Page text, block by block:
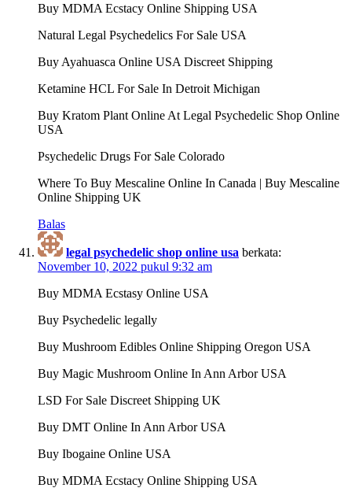
Buy MDMA Ecstacy Online Shipping USA
Natural Legal Psychedelics For Sale USA
Buy Ayahuasca Online USA Discreet Shipping
Ketamine HCL For Sale In Detroit Michigan
Buy Kratom Plant Online At Legal Psychedelic Shop Online
USA
Psychedelic Drugs For Sale Colorado
Where To Buy Mescaline Online In Canada | Buy Mescaline
Online Shipping UK
Balas
legal psychedelic shop online usa berkata:
November 10, 2022 pukul 9:32 am
Buy MDMA Ecstasy Online USA
Buy Psychedelic legally
Buy Mushroom Edibles Online Shipping Oregon USA
Buy Magic Mushroom Online In Ann Arbor USA
LSD For Sale Discreet Shipping UK
Buy DMT Online In Ann Arbor USA
Buy Ibogaine Online USA
Buy MDMA Ecstacy Online Shipping USA